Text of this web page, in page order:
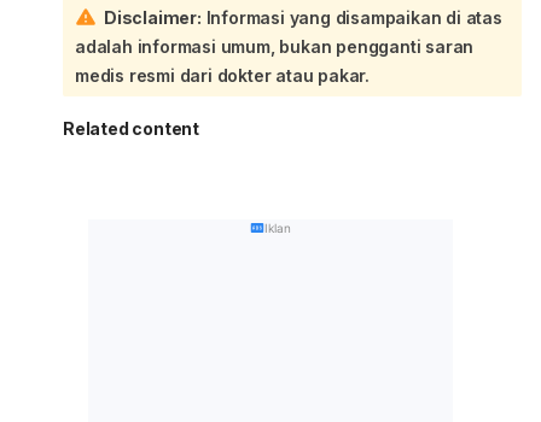
Disclaimer: Informasi yang disampaikan di atas
adalah informasi umum, bukan pengganti saran
medis resmi dari dokter atau pakar.
Related content
Iklan